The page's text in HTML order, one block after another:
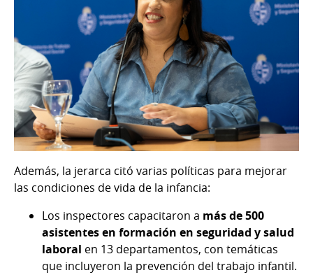
Además, la jerarca citó varias políticas para mejorar
las condiciones de vida de la infancia:
Los inspectores capacitaron a más de 500
asistentes en formación en seguridad y salud
laboral en 13 departamentos, con temáticas
que incluyeron la prevención del trabajo infantil.